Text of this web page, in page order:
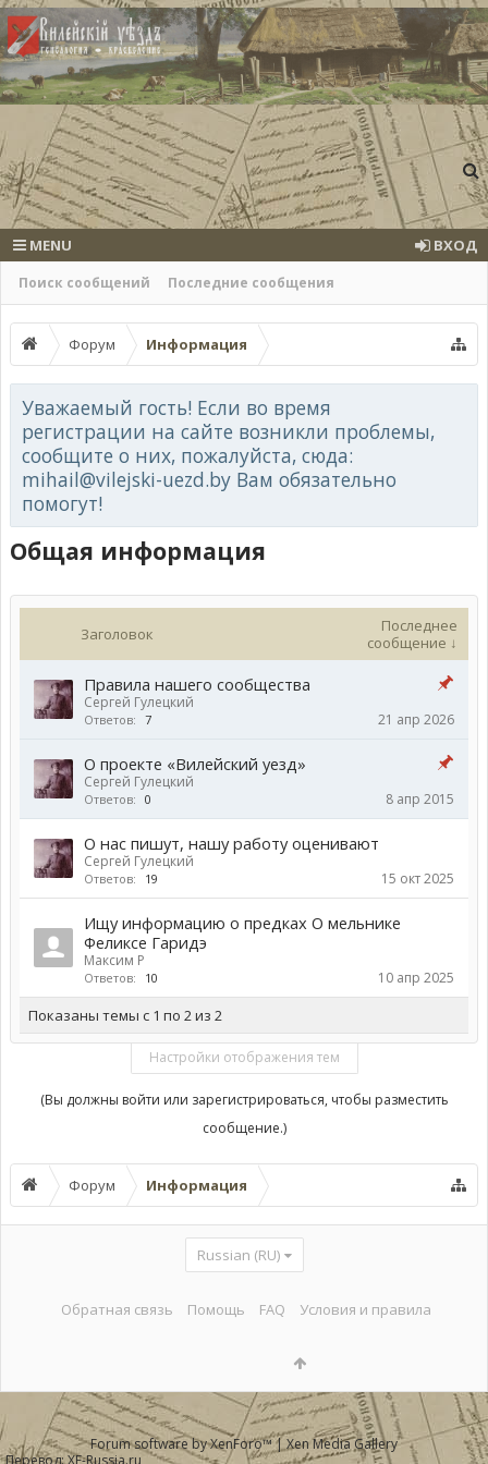
Поиск сообщений Последние сообщения
MENU ВХОД
Форум Информация
Уважаемый гость! Если во время
регистрации на сайте возникли проблемы,
сообщите о них, пожалуйста, сюда:
mihail@vilejski-uezd.by Вам обязательно
помогут!
Общая информация
Заголовок
Последнее
сообщение ↓
Правила нашего сообщества
Сергей Гулецкий
Ответов: 7 21 апр 2026
О проекте «Вилейский уезд»
Сергей Гулецкий
Ответов: 0 8 апр 2015
О нас пишут, нашу работу оценивают
Сергей Гулецкий
Ответов: 19 15 окт 2025
Ищу информацию о предках О мельнике
Феликсе Гаридэ
Максим Р
Ответов: 10 10 апр 2025
Показаны темы с 1 по 2 из 2
Настройки отображения тем
(Вы должны войти или зарегистрироваться, чтобы разместить
сообщение.)
Форум Информация
Russian (RU)
Обратная связь Помощь FAQ Условия и правила
Forum software by XenForo™| Xen Media Gallery
Перевод:XF-Russia.ru